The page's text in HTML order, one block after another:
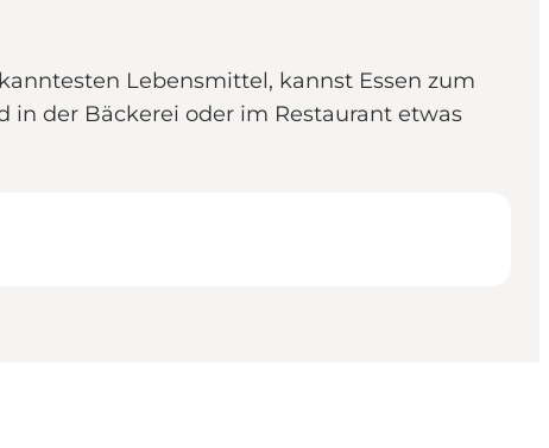
Lebensmittel, kannst Essen zum
in der Bäckerei oder im Restaurant etwas